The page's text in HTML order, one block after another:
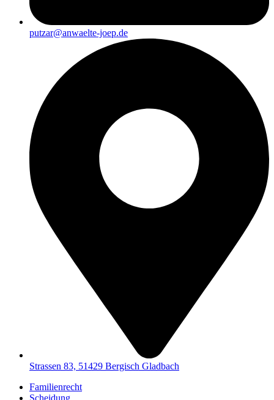
putzar@anwaelte-joep.de
Strassen 83, 51429 Bergisch Gladbach
Familienrecht
Scheidung